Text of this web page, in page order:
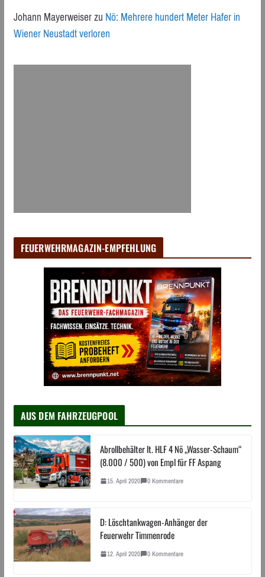
Johann MayerweiserzuNö: Mehrere hundert Meter Hafer in
Wiener Neustadt verloren
FEUERWEHRMAGAZIN-EMPFEHLUNG
AUS DEM FAHRZEUGPOOL
Abrollbehälter lt. HLF 4 Nö „Wasser-Schaum“
(8.000 / 500) von Empl für FF Aspang
15. April 2020 0 Kommentare
D: Löschtankwagen-Anhänger der
Feuerwehr Timmenrode
12. April 2020 0 Kommentare